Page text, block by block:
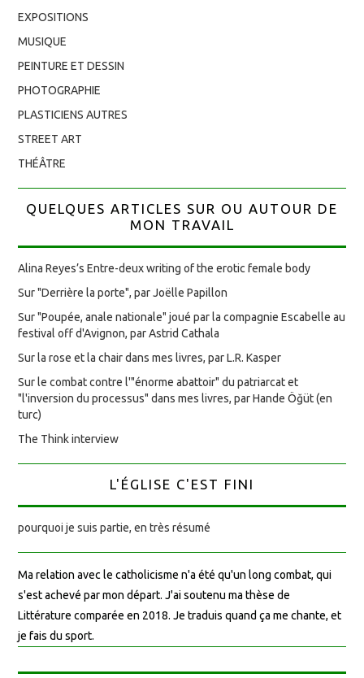
EXPOSITIONS
MUSIQUE
PEINTURE ET DESSIN
PHOTOGRAPHIE
PLASTICIENS AUTRES
STREET ART
THÉÂTRE
QUELQUES ARTICLES SUR OU AUTOUR DE
MON TRAVAIL
Alina Reyes’s Entre-deux writing of the erotic female body
Sur "Derrière la porte", par Joëlle Papillon
Sur "Poupée, anale nationale" joué par la compagnie Escabelle au
festival off d'Avignon, par Astrid Cathala
Sur la rose et la chair dans mes livres, par L.R. Kasper
Sur le combat contre l'"énorme abattoir" du patriarcat et
"l'inversion du processus" dans mes livres, par Hande Öğüt (en
turc)
The Think interview
L'ÉGLISE C'EST FINI
pourquoi je suis partie, en très résumé
Ma relation avec le catholicisme n'a été qu'un long combat, qui
s'est achevé par mon départ. J'ai soutenu ma thèse de
Littérature comparée en 2018. Je traduis quand ça me chante, et
je fais du sport.